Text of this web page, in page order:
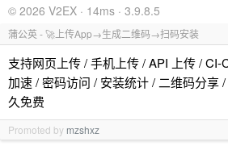
© 2026 V2EX · 14ms · 3.9.8.5
蒲公英 - 🚀上传App→生成二维码→扫码安装
支持网页上传 / 手机上传 / API 上传 / CI-
加速 / 密码访问 / 安装统计 / 二维码分享
久免费
Promoted by mzshxz